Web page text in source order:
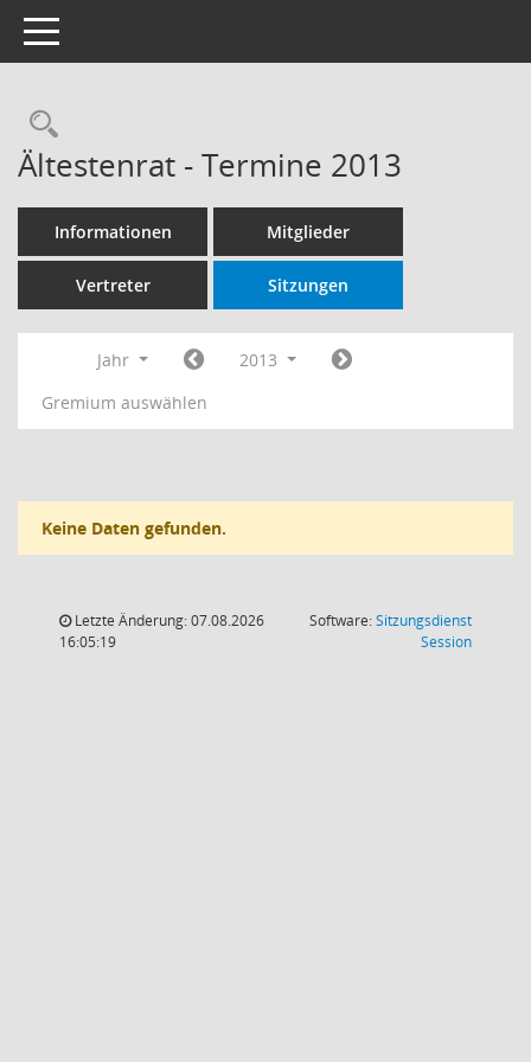
Toggle navigation
Rechercheauswahl
Ältestenrat - Termine 2013
Informationen Mitglieder
Vertreter Sitzungen
Jahr
2013
Gremium auswählen
Keine Daten gefunden.
Letzte Änderung: 07.08.2026
16:05:19
Software:Sitzungsdienst
Session(Wird in